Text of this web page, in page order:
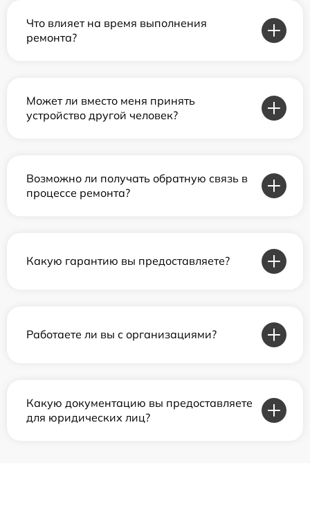
Что влияет на время выполнения
ремонта?
Может ли вместо меня принять
устройство другой человек?
Возможно ли получать обратную связь в
процессе ремонта?
Какую гарантию вы предоставляете?
Работаете ли вы с организациями?
Какую документацию вы предоставляете
для юридических лиц?